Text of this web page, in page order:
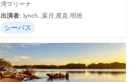
湾マリーナ
出演者: lynch.,葉月,晁直,明徳
シーバス